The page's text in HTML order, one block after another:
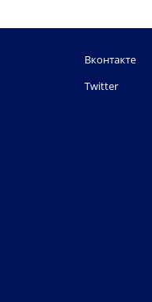
Вконтакте
Twitter